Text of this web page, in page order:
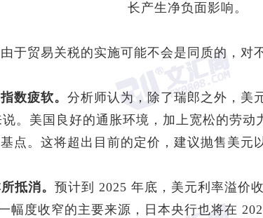
长产生净负面影响。
于贸易关税的实施可能不会是同质的，对
数疲软。 分析师认为，除了瑞郎之外，美
美国良好的通胀环境，加上宽松的劳动
点。这将超出目前的定价，建议抛售美元
抵消。 预计到 2025 年底，美元利率溢价
幅度收窄的主要来源，
日本央行也将在